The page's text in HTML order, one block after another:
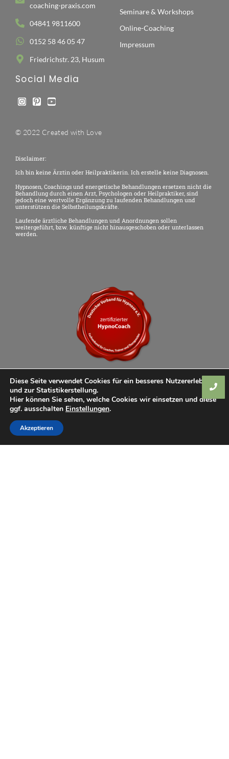
coaching-praxis.com
04841 9811600
0152 58 46 05 47
Friedrichstr. 23, Husum
Seminare & Workshops
Online-Coaching
Impressum
Social Media
© 2022 Created with Love
Disclaimer:
Ich bin keine Ärztin oder Heilpraktikerin. Ich erstelle keine Diagnosen.
Hypnosen, Coachings und energetische Behandlungen ersetzen nicht die
Behandlung durch einen Arzt, Psychologen oder Heilpraktiker, sind
jedoch eine wertvolle Ergänzung zu laufenden Behandlungen und
unterstützen die Selbstheilungskräfte.
Laufende ärztliche Behandlungen und Anordnungen sollen
weitergeführt, bzw. künftige nicht hinausgeschoben oder unterlassen
werden.
Diese Seite verwendet Cookies für ein besseres Nutzererlebnis
und zur Statistikerstellung.
Hier können Sie sehen, welche Cookies wir einsetzen und diese
ggf. ausschalten Einstellungen.
Akzeptieren